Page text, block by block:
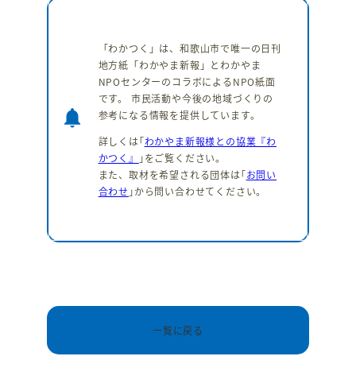
notifications
「わかつく」は、和歌山市で唯一の日刊
地方紙「わかやま新報」とわかやま
NPOセンターのコラボによるNPO紙面
です。 市民活動や今後の地域づくりの
参考になる情報を提供しています。
詳しくは｢わかやま新報様との協業『わ
かつく』
｣をご覧ください。
また、取材を希望される団体は｢お問い
合わせ ｣から問い合わせてください。
一覧に戻る